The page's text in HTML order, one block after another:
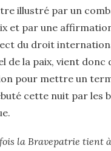
illustré par un
et par une
du droit
de la paix, vient donc
pour mettre un
cette nuit par les
la Bravepatrie tient